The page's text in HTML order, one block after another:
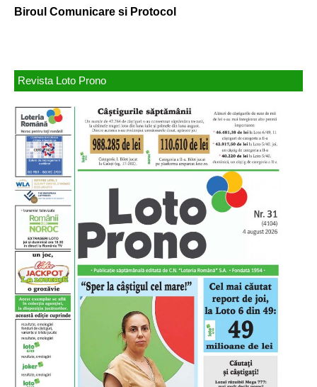
Biroul Comunicare si Protocol
Revista Loto Prono